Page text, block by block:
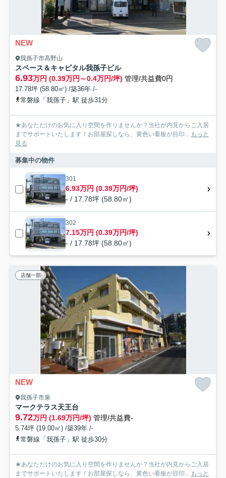
NEW
我孫子市高野山
スペース＆キャピタル我孫子ビル
6.93万円 (0.39万円～0.4万円/坪) 管理/共益費0円
17.78坪 (58.80㎡) /築36年 /-
常磐線「我孫子」駅 徒歩31分
★あなただけのお気に入り空間を作りませんか？当社が内見からご入居
までサポートいたします！お部屋探しなら、黄色い看板が目印... もっと
見る
募集中の物件
301
6.93万円 (0.39万円/坪)
- / 17.78坪 (58.80㎡)
302
7.15万円 (0.39万円/坪)
- / 17.78坪 (58.80㎡)
店舗一部
NEW
我孫子市泉
マークテラス天王台
9.72万円 (1.69万円/坪) 管理/共益費-
5.74坪 (19.00㎡) /築39年 /-
常磐線「我孫子」駅 徒歩30分
★あなただけのお気に入り空間を作りませんか？当社が内見からご入居
までサポートいたします！お部屋探しなら、黄色い看板が目印... もっと